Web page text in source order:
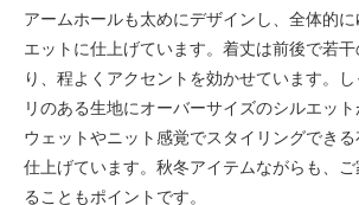
アームホールも太めにデザインし、全体的
エットに仕上げています。着丈は前後で若
り、程よくアクセントを効かせています。
リのある生地にオーバーサイズのシルエッ
ウェットやニット感覚でスタイリングでき
仕上げています。秋冬アイテムながらも、
ることもポイントです。